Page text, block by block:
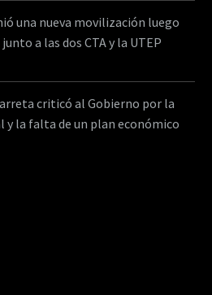
una nueva movilización luego
a las dos CTA y la UTEP
criticó al Gobierno por la
y la falta de un plan económico